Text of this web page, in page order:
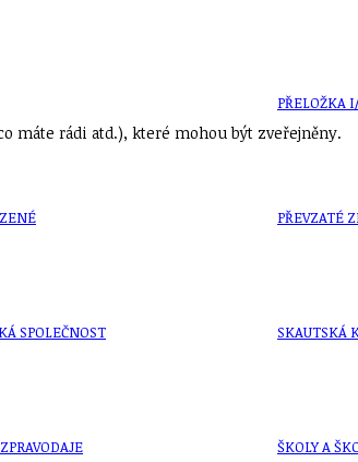
SPOLEČNOST
PŘELOŽKA
PŘEVZATÉ
SKAUTSKÁ
ŠKOLY A
máte rádi atd.), které mohou být zveřejněny.